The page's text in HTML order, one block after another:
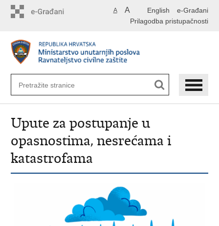
English e-Građani
A A
Prilagodba pristupačnosti
Upute za postupanje u
opasnostima, nesrećama i
katastrofama